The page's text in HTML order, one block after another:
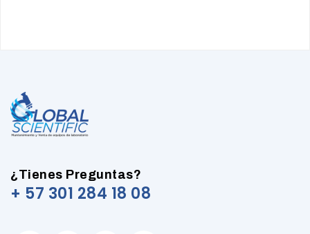
¿Tienes Preguntas?
+ 57 301 284 18 08